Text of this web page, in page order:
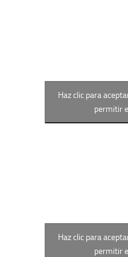
Haz clic para
permitir
Haz clic para
permitir